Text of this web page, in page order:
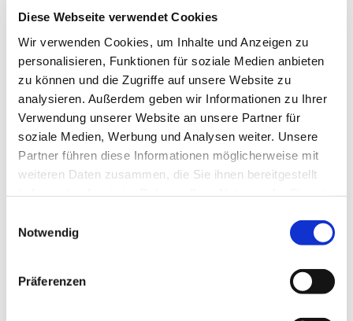
Diese Webseite verwendet Cookies
Wir verwenden Cookies, um Inhalte und Anzeigen zu
personalisieren, Funktionen für soziale Medien anbieten
zu können und die Zugriffe auf unsere Website zu
analysieren. Außerdem geben wir Informationen zu Ihrer
Verwendung unserer Website an unsere Partner für
soziale Medien, Werbung und Analysen weiter. Unsere
Partner führen diese Informationen möglicherweise mit
weiteren Daten zusammen, die Sie ihnen bereitgestellt
Notwendig
Präferenzen
lemgo.de/ticketsund im Büro der
Dies könnte Sie auch